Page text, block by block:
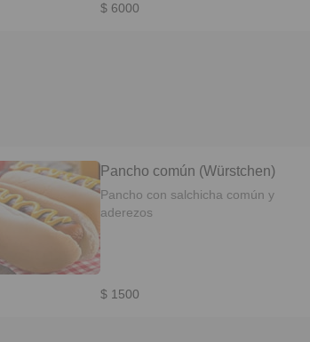
$ 6000
Pancho común (Würstchen)
Pancho con salchicha común y
aderezos
$ 1500